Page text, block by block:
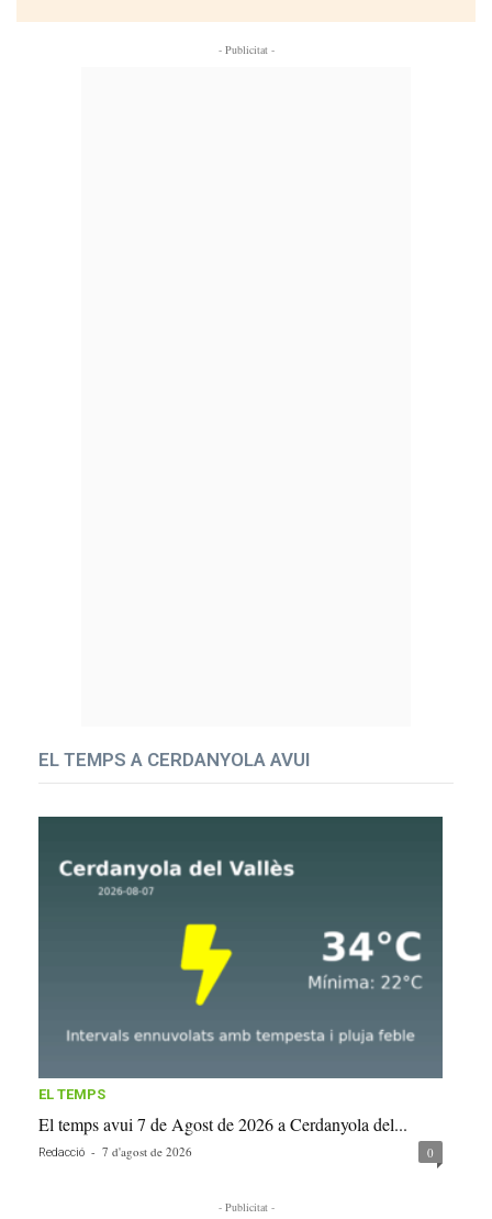
- Publicitat -
EL TEMPS A CERDANYOLA AVUI
EL TEMPS
El temps avui 7 de Agost de 2026 a Cerdanyola del...
Redacció - 7 d'agost de 2026 0
- Publicitat -